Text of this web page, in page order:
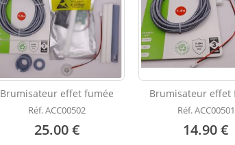
Brumisateur effet fumée
Réf. ACC00502
25.00 €
Brumisateur effet
Réf. ACC00501
14.90 €